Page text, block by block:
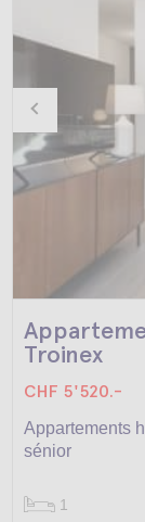
Troinex
CHF 5'520.-
Appartements
sénior
1